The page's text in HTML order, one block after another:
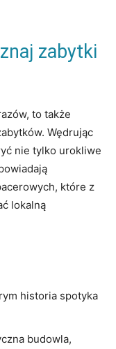
zabytki
to ⁣także
Wędrując
nie tylko‌ urokliwe
które z
lokalną
historia ‌spotyka
budowla,